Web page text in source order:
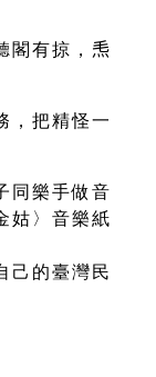
閣有掠，𤆬
，把精怪一
同樂手做音
姑〉音樂紙
己的臺灣民